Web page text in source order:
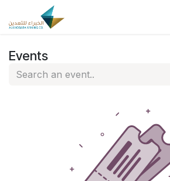
Skip to Content
Events